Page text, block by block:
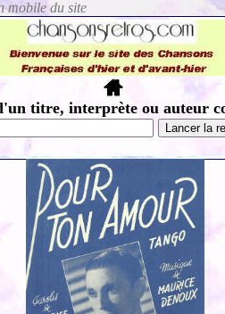
titre, interprète ou auteur